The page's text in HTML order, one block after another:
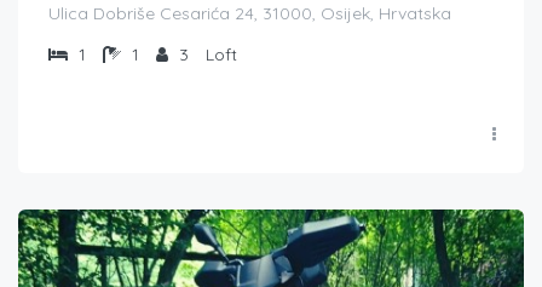
Ulica Dobriše Cesarića 24, 31000, Osijek, Hrvatska
1
1 3 Loft